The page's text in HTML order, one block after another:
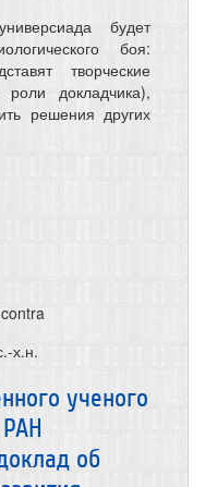
будет
боя:
творческие
докладчика),
решения других
х.н.
ученого
об